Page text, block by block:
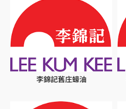
李錦記舊庄蠔油